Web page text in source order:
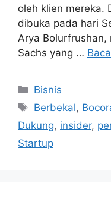
oleh klien mereka.
dibuka pada hari
Arya Bolurfrushan,
Sachs yang …
Kategori
Bisnis
Tag
Berbekal,
Dukung, insider,
Startup